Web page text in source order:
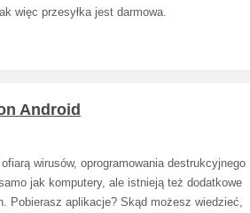
więc przesyłka jest darmowa.
Android
wirusów, oprogramowania destrukcyjnego
jak komputery, ale istnieją też dodatkowe
Pobierasz aplikacje? Skąd możesz wiedzieć,